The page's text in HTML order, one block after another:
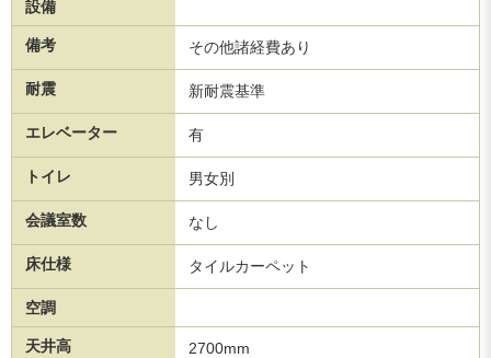
設備
備考 その他諸経費あり
耐震 新耐震基準
エレベーター 有
トイレ 男女別
会議室数 なし
床仕様 タイルカーペット
空調
天井高 2700mm